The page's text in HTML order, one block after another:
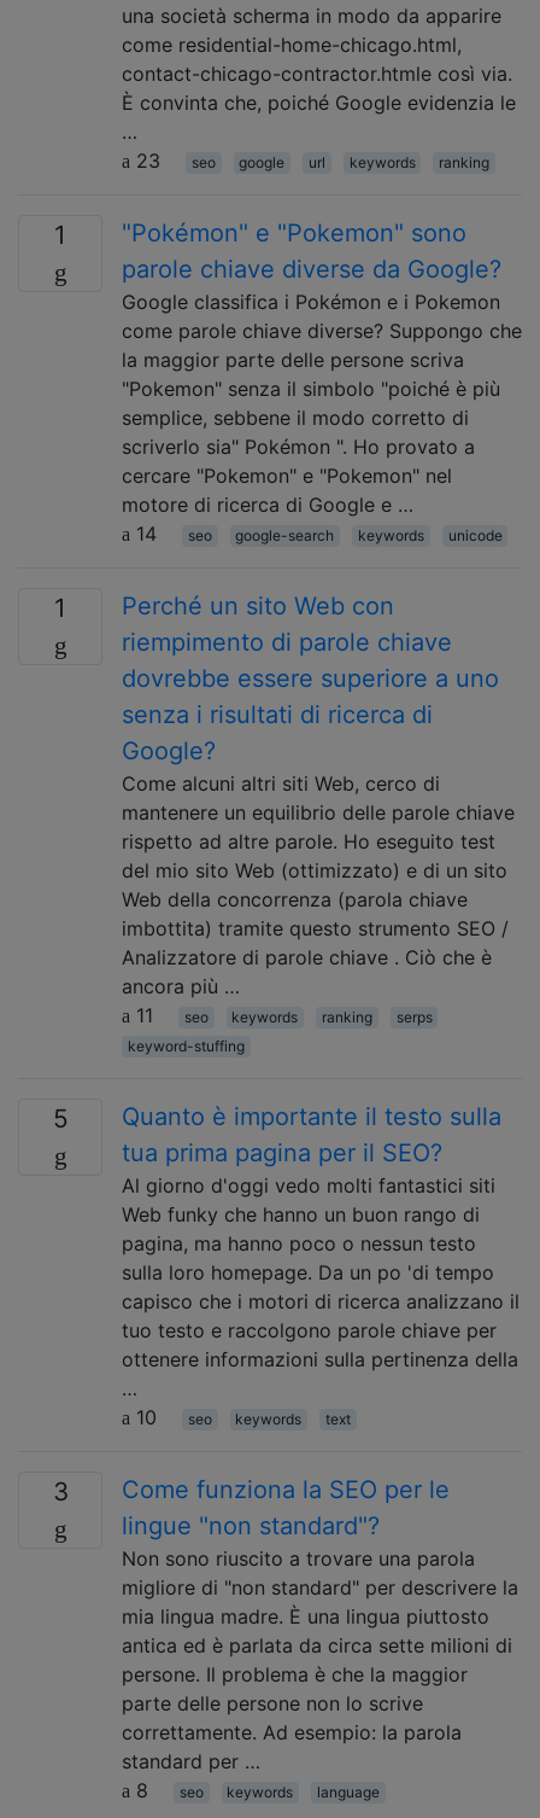
una società scherma in modo da apparire
come residential-home-chicago.html,
contact-chicago-contractor.htmle così via.
È convinta che, poiché Google evidenzia le
…
23
seo google url keywords ranking
1
"Pokémon" e "Pokemon" sono
parole chiave diverse da Google?
Google classifica i Pokémon e i Pokemon
come parole chiave diverse? Suppongo che
la maggior parte delle persone scriva
"Pokemon" senza il simbolo "poiché è più
semplice, sebbene il modo corretto di
scriverlo sia" Pokémon ". Ho provato a
cercare "Pokemon" e "Pokemon" nel
motore di ricerca di Google e …
14
seo google-search keywords unicode
1
Perché un sito Web con
riempimento di parole chiave
dovrebbe essere superiore a uno
senza i risultati di ricerca di
Google?
Come alcuni altri siti Web, cerco di
mantenere un equilibrio delle parole chiave
rispetto ad altre parole. Ho eseguito test
del mio sito Web (ottimizzato) e di un sito
Web della concorrenza (parola chiave
imbottita) tramite questo strumento SEO /
Analizzatore di parole chiave . Ciò che è
ancora più …
11
seo keywords ranking
serps
keyword-stuffing
5
Quanto è importante il testo sulla
tua prima pagina per il SEO?
Al giorno d'oggi vedo molti fantastici siti
Web funky che hanno un buon rango di
pagina, ma hanno poco o nessun testo
sulla loro homepage. Da un po 'di tempo
capisco che i motori di ricerca analizzano il
tuo testo e raccolgono parole chiave per
ottenere informazioni sulla pertinenza della
…
10
seo keywords text
3
Come funziona la SEO per le
lingue "non standard"?
Non sono riuscito a trovare una parola
migliore di "non standard" per descrivere la
mia lingua madre. È una lingua piuttosto
antica ed è parlata da circa sette milioni di
persone. Il problema è che la maggior
parte delle persone non lo scrive
correttamente. Ad esempio: la parola
standard per …
8
seo keywords language